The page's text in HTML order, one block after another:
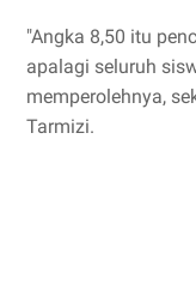
"Angka 8,50 itu
apalagi seluruh
memperolehnya,
Tarmizi.